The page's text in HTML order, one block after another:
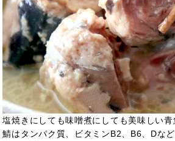
塩焼きにしても味噌煮にしても美味しい青
鯖はタンパク質、ビタミンB2、B6、Dな